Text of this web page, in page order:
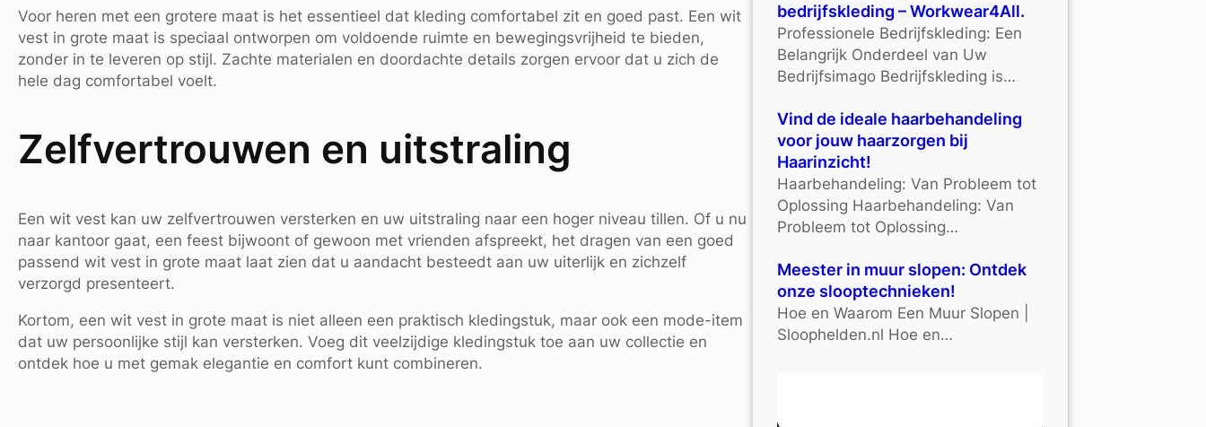
Voor heren met een grotere maat is het essentieel dat kleding comfortabel zit en goed past. Een wit
vest in grote maat is speciaal ontworpen om voldoende ruimte en bewegingsvrijheid te bieden,
zonder in te leveren op stijl. Zachte materialen en doordachte details zorgen ervoor dat u zich de
hele dag comfortabel voelt.
Zelfvertrouwen en uitstraling
Een wit vest kan uw zelfvertrouwen versterken en uw uitstraling naar een hoger niveau tillen. Of u nu
naar kantoor gaat, een feest bijwoont of gewoon met vrienden afspreekt, het dragen van een goed
passend wit vest in grote maat laat zien dat u aandacht besteedt aan uw uiterlijk en zichzelf
verzorgd presenteert.
Kortom, een wit vest in grote maat is niet alleen een praktisch kledingstuk, maar ook een mode-item
dat uw persoonlijke stijl kan versterken. Voeg dit veelzijdige kledingstuk toe aan uw collectie en
ontdek hoe u met gemak elegantie en comfort kunt combineren.
bedrijfskleding – Workwear4All.
Professionele Bedrijfskleding: Een
Belangrijk Onderdeel van Uw
Bedrijfsimago Bedrijfskleding is…
Vind de ideale haarbehandeling
voor jouw haarzorgen bij
Haarinzicht!
Haarbehandeling: Van Probleem tot
Oplossing Haarbehandeling: Van
Probleem tot Oplossing…
Meester in muur slopen: Ontdek
onze slooptechnieken!
Hoe en Waarom Een Muur Slopen |
Sloophelden.nl Hoe en…